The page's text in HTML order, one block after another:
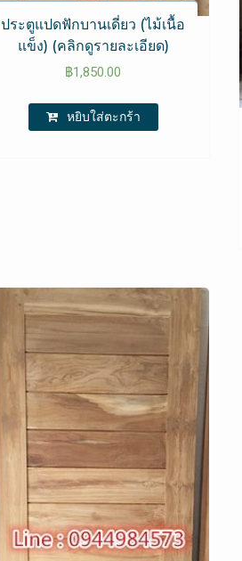
ประตูแปดฟักบานเดี่ยว (ไม้เนื้อ
แข็ง) (คลิกดูรายละเอียด)
฿1,850.00
หยิบใส่ตะกร้า